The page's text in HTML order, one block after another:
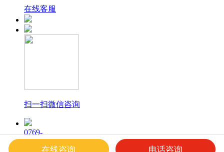
在线客服
扫一扫微信咨询
0769-
23169940
在线咨询 电话咨询